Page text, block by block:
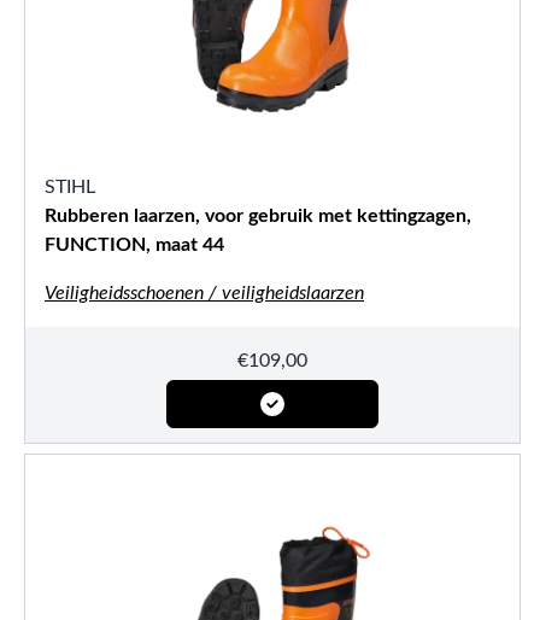
STIHL
Rubberen laarzen, voor gebruik met kettingzagen,
FUNCTION, maat 44
Veiligheidsschoenen / veiligheidslaarzen
€109,00